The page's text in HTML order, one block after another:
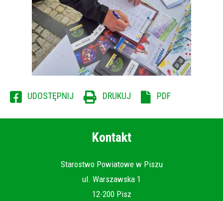
UDOSTĘPNIJ
WILL
IN
WINDOW
DRUKUJ PDF
Kontakt
Starostwo Powiatowe w Piszu
ul. Warszawska 1
12-200 Pisz